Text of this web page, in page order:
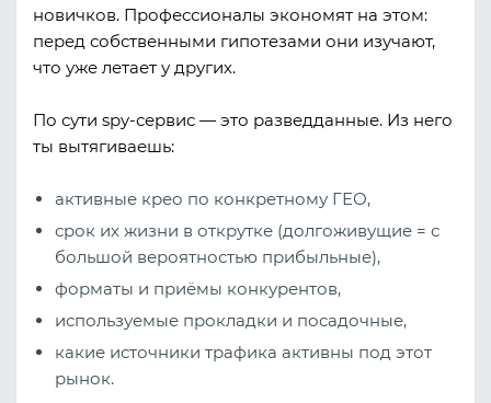
новичков. Профессионалы экономят на этом:
перед собственными гипотезами они изучают,
что уже летает у других.
По сути spy-сервис — это разведданные. Из него
ты вытягиваешь:
активные крео по конкретному ГЕО,
срок их жизни в открутке (долгоживущие = с
большой вероятностью прибыльные),
форматы и приёмы конкурентов,
используемые прокладки и посадочные,
какие источники трафика активны под этот
рынок.